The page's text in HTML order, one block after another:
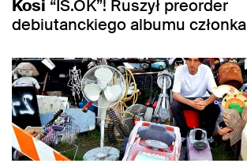
Kosi “IS.OK”! Ruszył preorder
debiutanckiego albumu członka